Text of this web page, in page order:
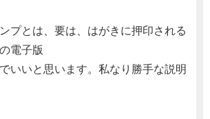
プとは、要は、はがきに押印される
電子版
いいと思います。私なり勝手な説明